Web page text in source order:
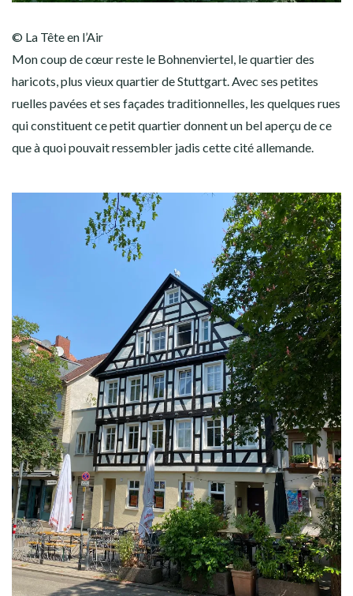
© La Tête en l’Air
Mon coup de cœur reste le Bohnenviertel, le quartier des
haricots, plus vieux quartier de Stuttgart. Avec ses petites
ruelles pavées et ses façades traditionnelles, les quelques rues
qui constituent ce petit quartier donnent un bel aperçu de ce
que à quoi pouvait ressembler jadis cette cité allemande.